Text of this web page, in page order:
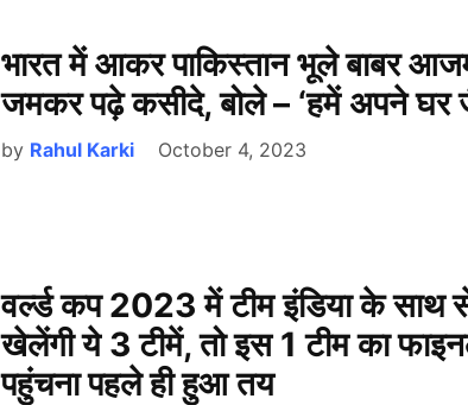
भारत में आकर पाकिस्तान भूले बाबर
जमकर पढ़े कसीदे, बोले – ‘हमें अपने घर
by Rahul Karki October 4, 2023
वर्ल्ड कप 2023 में टीम इंडिया के साथ
खेलेंगी ये 3 टीमें, तो इस 1 टीम का
पहुंचना पहले ही हुआ तय